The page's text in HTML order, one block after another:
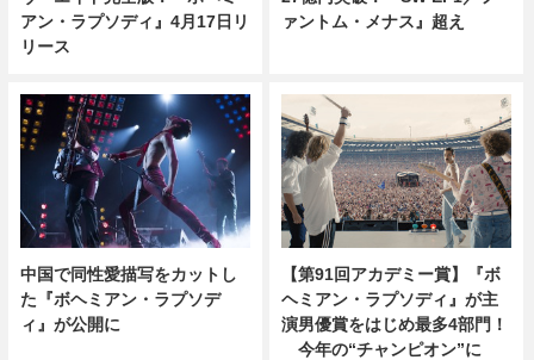
アン・ラプソディ』4月17日リ
リース
ァントム・メナス』超え
中国で同性愛描写をカットし
た『ボヘミアン・ラプソデ
ィ』が公開に
【第91回アカデミー賞】『ボ
ヘミアン・ラプソディ』が主
演男優賞をはじめ最多4部門！
今年の“チャンピオン”に